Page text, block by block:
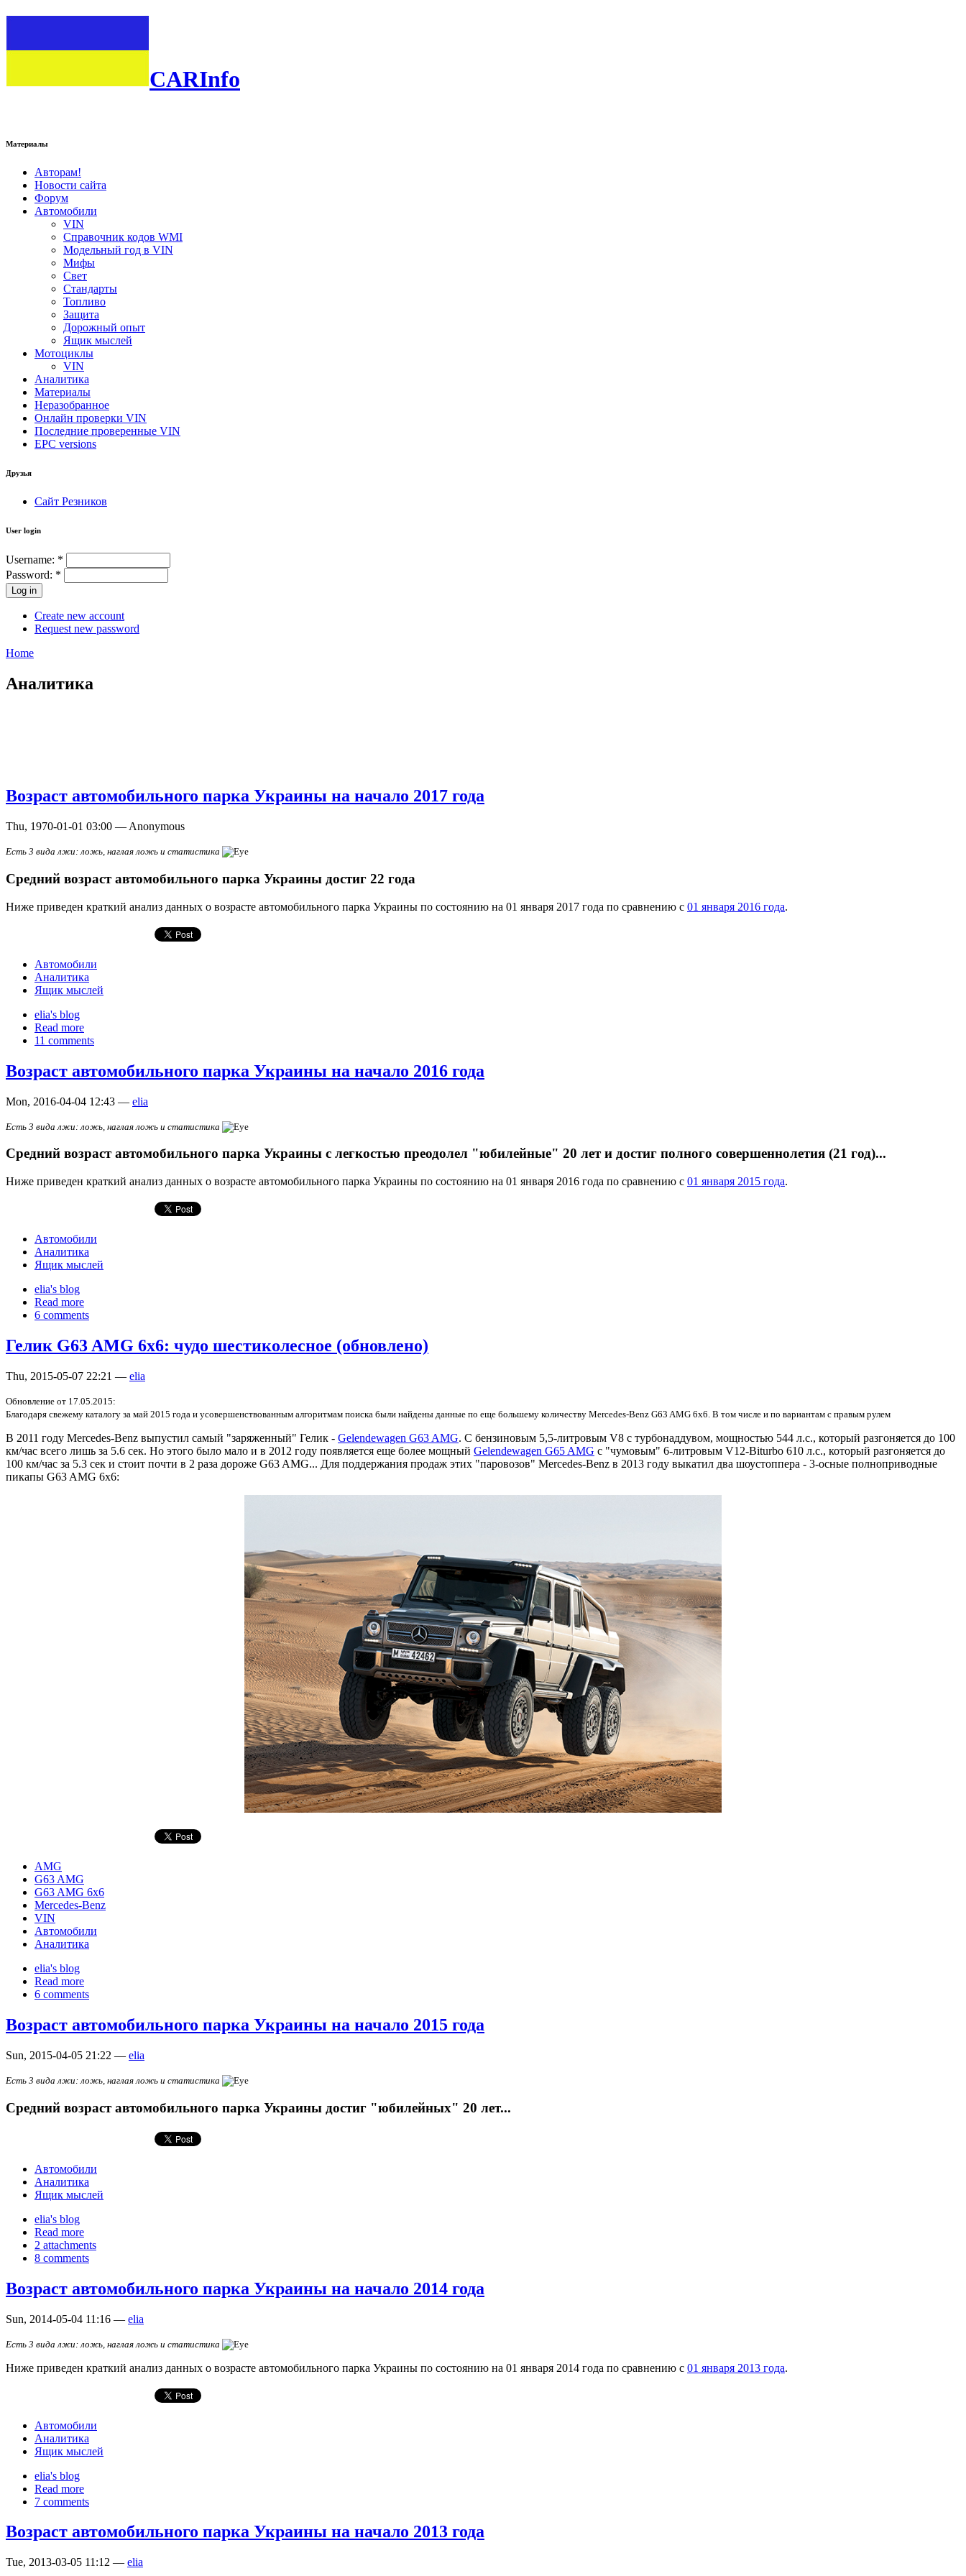
CARInfo
Материалы
Авторам!
Новости сайта
Форум
Автомобили
VIN
Справочник кодов WMI
Модельный год в VIN
Мифы
Свет
Стандарты
Топливо
Защита
Дорожный опыт
Ящик мыслей
Мотоциклы
VIN
Аналитика
Материалы
Неразобранное
Онлайн проверки VIN
Последние проверенные VIN
EPC versions
Друзья
Сайт Резников
User login
Username: *
Password: *
Create new account
Request new password
Home
Аналитика
Возраст автомобильного парка Украины на начало 2017 года
Thu, 1970-01-01 03:00 — Anonymous
Есть 3 вида лжи: ложь, наглая ложь и статистика
Средний возраст автомобильного парка Украины достиг 22 года
Ниже приведен краткий анализ данных о возрасте автомобильного парка Украины по состоянию на 01 января 2017 года по сравнению с 01 января 2016 года.
Автомобили
Аналитика
Ящик мыслей
elia's blog
Read more
11 comments
Возраст автомобильного парка Украины на начало 2016 года
Mon, 2016-04-04 12:43 — elia
Есть 3 вида лжи: ложь, наглая ложь и статистика
Средний возраст автомобильного парка Украины с легкостью преодолел "юбилейные" 20 лет и достиг полного совершеннолетия (21 год)...
Ниже приведен краткий анализ данных о возрасте автомобильного парка Украины по состоянию на 01 января 2016 года по сравнению с 01 января 2015 года.
Автомобили
Аналитика
Ящик мыслей
elia's blog
Read more
6 comments
Гелик G63 AMG 6x6: чудо шестиколесное (обновлено)
Thu, 2015-05-07 22:21 — elia
Обновление от 17.05.2015:
Благодаря свежему каталогу за май 2015 года и усовершенствованным алгоритмам поиска были найдены данные по еще большему количеству Mercedes-Benz G63 AMG 6x6. В том числе и по вариантам с правым рулем
В 2011 году Mercedes-Benz выпустил самый "заряженный" Гелик - Gelendewagen G63 AMG. С бензиновым 5,5-литровым V8 с турбонаддувом, мощностью 544 л.с., который разгоняется до 100
км/час всего лишь за 5.6 сек. Но этого было мало и в 2012 году появляется еще более мощный Gelendewagen G65 AMG с "чумовым" 6-литровым V12-Biturbo 610 л.с., который разгоняется до
100 км/час за 5.3 сек и стоит почти в 2 раза дороже G63 AMG... Для поддержания продаж этих "паровозов" Mercedes-Benz в 2013 году выкатил два шоустоппера - 3-осные полноприводные
пикапы G63 AMG 6x6:
AMG
G63 AMG
G63 AMG 6x6
Mercedes-Benz
VIN
Автомобили
Аналитика
elia's blog
Read more
6 comments
Возраст автомобильного парка Украины на начало 2015 года
Sun, 2015-04-05 21:22 — elia
Есть 3 вида лжи: ложь, наглая ложь и статистика
Средний возраст автомобильного парка Украины достиг "юбилейных" 20 лет...
Автомобили
Аналитика
Ящик мыслей
elia's blog
Read more
2 attachments
8 comments
Возраст автомобильного парка Украины на начало 2014 года
Sun, 2014-05-04 11:16 — elia
Есть 3 вида лжи: ложь, наглая ложь и статистика
Ниже приведен краткий анализ данных о возрасте автомобильного парка Украины по состоянию на 01 января 2014 года по сравнению с 01 января 2013 года.
Автомобили
Аналитика
Ящик мыслей
elia's blog
Read more
7 comments
Возраст автомобильного парка Украины на начало 2013 года
Tue, 2013-03-05 11:12 — elia